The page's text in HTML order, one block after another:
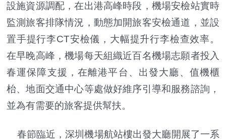
設施資源調配，在出港高峰時段，機場安檢站實時
監測旅客排隊情況，動態加開旅客安檢通道，並設
置手提行李CT安檢儀，大幅提升行李檢查效率。
在早晚高峰，機場每天組織近百名機場志願者投入
春運保障支援，在離港平台、出發大廳、值機櫃
枱、地面交通中心等處做好維序引導和服務諮詢，
並為有需要的旅客提供幫扶。
春節臨近，深圳機場航站樓出發大廳開展了一系